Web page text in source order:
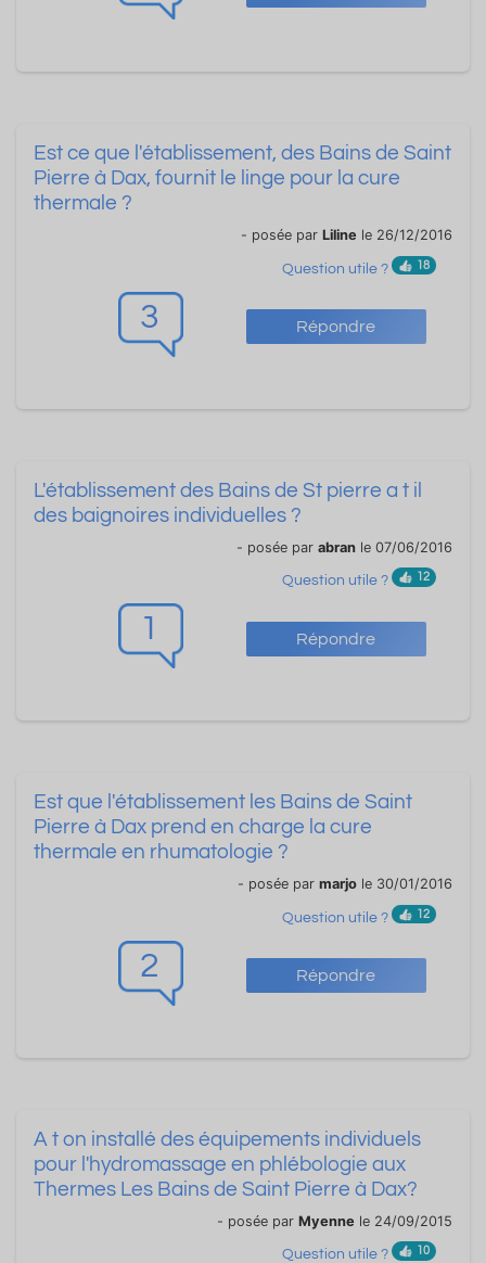
3 Répondre
Est ce que l'établissement, des Bains de Saint
Pierre à Dax, fournit le linge pour la cure
thermale ?
- posée par Liline le 26/12/2016
Question utile ? 18
1 Répondre
L'établissement des Bains de St pierre a t il
des baignoires individuelles ?
- posée par abran le 07/06/2016
Question utile ? 12
2 Répondre
Est que l'établissement les Bains de Saint
Pierre à Dax prend en charge la cure
thermale en rhumatologie ?
- posée par marjo le 30/01/2016
Question utile ? 12
A t on installé des équipements individuels
pour l'hydromassage en phlébologie aux
Thermes Les Bains de Saint Pierre à Dax?
- posée par Myenne le 24/09/2015
Question utile ? 10